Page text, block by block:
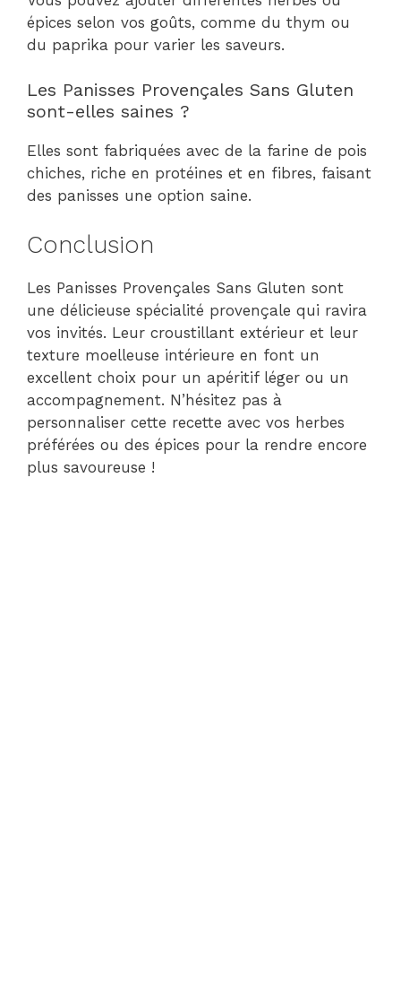
épices selon vos goûts, comme du thym ou
du paprika pour varier les saveurs.
Les Panisses Provençales Sans Gluten
sont-elles saines ?
Elles sont fabriquées avec de la farine de pois
chiches, riche en protéines et en fibres, faisant
des panisses une option saine.
Conclusion
Les Panisses Provençales Sans Gluten sont
une délicieuse spécialité provençale qui ravira
vos invités. Leur croustillant extérieur et leur
texture moelleuse intérieure en font un
excellent choix pour un apéritif léger ou un
accompagnement. N’hésitez pas à
personnaliser cette recette avec vos herbes
préférées ou des épices pour la rendre encore
plus savoureuse !